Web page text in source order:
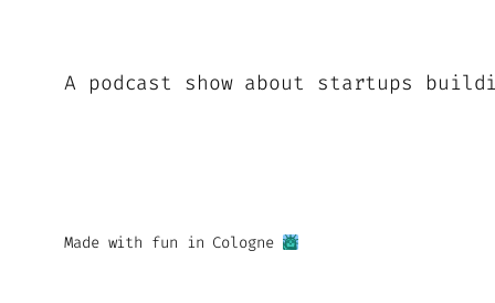
A podcast show about startups
Made with fun in Cologne